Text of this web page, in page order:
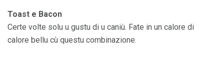
Toast e Bacon
Certe volte solu u gustu di u caniù. Fate in un calore di
calore bellu cù questu combinazione.